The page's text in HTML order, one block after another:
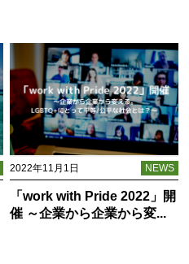
2022年11月1日 NEWS
「work with Pride 2022」開
催 ～企業から企業から変...